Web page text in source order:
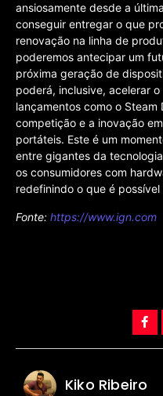
ansiosamente desde a
conseguir entregar o que
renovação na linha de
poderemos antecipar um
próxima geração de
poderá, inclusive, acelerar
lançamentos como o Steam
competição e a inovação
portáteis. Este é um
entre gigantes da
os consumidores com
redefinindo o que é possível
Fonte: https://www.ign.com
Kiko Ribeiro